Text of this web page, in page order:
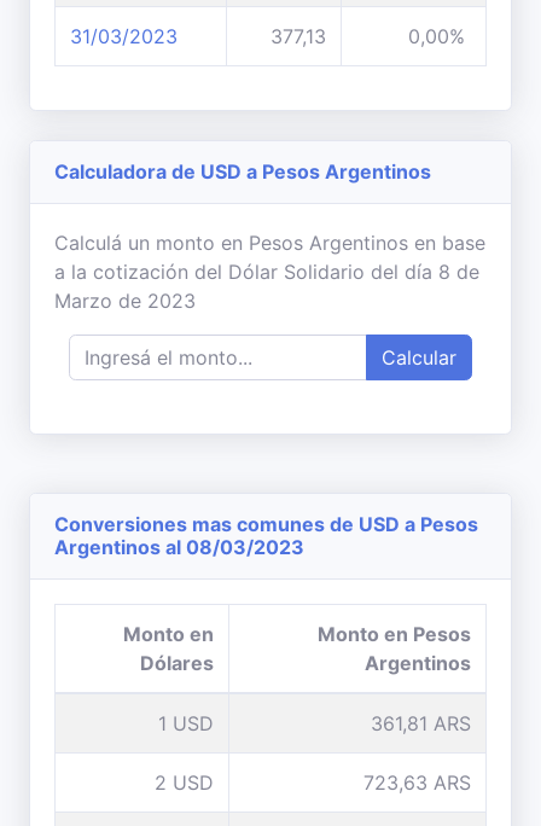
31/03/2023 377,13 0,00%
Calculadora de USD a Pesos Argentinos
Calculá un monto en Pesos Argentinos en base
a la cotización del Dólar Solidario del día 8 de
Marzo de 2023
Calcular
Conversiones mas comunes de USD a Pesos
Argentinos al 08/03/2023
Monto en
Dólares
Monto en Pesos
Argentinos
1 USD 361,81 ARS
2 USD 723,63 ARS